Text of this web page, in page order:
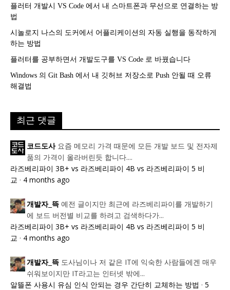
플러터 개발시 VS Code 에서 내 스마트폰과 무선으로 연결하는 방
법
시놀로지 나스의 도커에서 어플리케이션의 자동 실행을 동작하게
하는 방법
플러터를 공부하면서 개발도구를 VS Code 로 바꿨습니다
Windows 의 Git Bash 에서 내 깃허브 저장소로 Push 안될 때 오류
해결법
최근 댓글
코드도사 요즘 메모리 가격 때문에 모든 개발 보드 및 전자제
품의 가격이 올라버린듯 합니다....
라즈베리파이 3B+ vs 라즈베리파이 4B vs 라즈베리파이 5 비
교 · 4 months ago
개발자_뜩 예전 글이지만 최근에 라즈베리파이를 개발하기
에 보드 버전별 비교를 하려고 검색하다가...
라즈베리파이 3B+ vs 라즈베리파이 4B vs 라즈베리파이 5 비
교 · 4 months ago
개발자_뜩 도사님이나 저 같은 IT에 익숙한 사람들에겐 매우
쉬워보이지만 IT라고는 인터넷 밖에...
알뜰폰 사용시 유심 인식 안되는 경우 간단히 교체하는 방법 · 5